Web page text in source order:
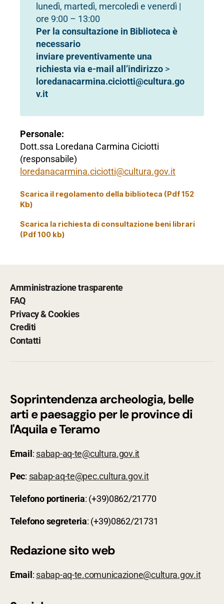
lunedì, martedì, mercoledì e venerdì |
ore 9:00 – 13:00
Per la consultazione in Biblioteca è
necessario
inviare preventivamente una
richiesta via e-mail all’indirizzo >
loredanacarmina.ciciotti@cultura.go
v.it
Personale:
Dott.ssa Loredana Carmina Ciciotti
(responsabile)
loredanacarmina.ciciotti@cultura.gov.it
Scarica il regolamento della biblioteca (Pdf 152
Kb)
Scarica la richiesta di consultazione beni librari
(Pdf 100 kb)
Amministrazione trasparente
FAQ
Privacy & Cookies
Crediti
Contatti
Soprintendenza archeologia, belle
arti e paesaggio per le province di
l'Aquila e Teramo
Email : sabap-aq-te@cultura.gov.it
Pec: sabap-aq-te@pec.cultura.gov.it
Telefono portineria: (+39)0862/21770
Telefonosegreteria: (+39)0862/21731
Redazione sito web
Email : sabap-aq-te.comunicazione@cultura.gov.it